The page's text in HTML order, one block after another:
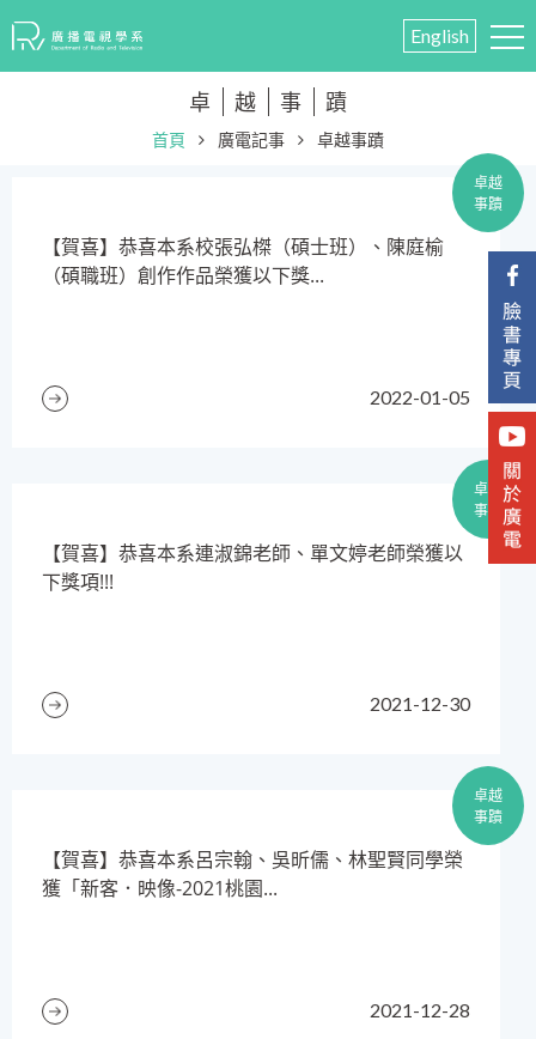
English
卓 越 事 蹟
首頁 廣電記事 卓越事蹟
卓越
事蹟
2022-01-05
​【賀喜】恭喜本系校張弘榤（碩士班）、陳庭榆
（碩職班）創作作品榮獲以下獎...
卓越
事蹟
2021-12-30
【賀喜】恭喜本系連淑錦老師、單文婷老師榮獲以
下獎項!!!
卓越
事蹟
2021-12-28
【賀喜】恭喜本系呂宗翰、吳昕儒、林聖賢同學榮
獲「新客．映像-2021桃園...